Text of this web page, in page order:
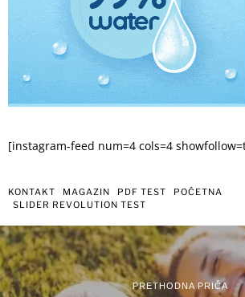
[instagram-feed num=4 cols=4
KONTAKT MAGAZIN PDF TEST
POČETNA
SLIDER REVOLUTION TEST
PRETHODNA PRIČA